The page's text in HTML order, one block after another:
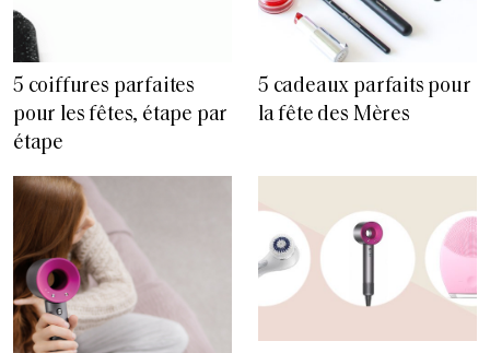
5 coiffures parfaites
pour les fêtes, étape par
étape
5 cadeaux parfaits pour
la fête des Mères